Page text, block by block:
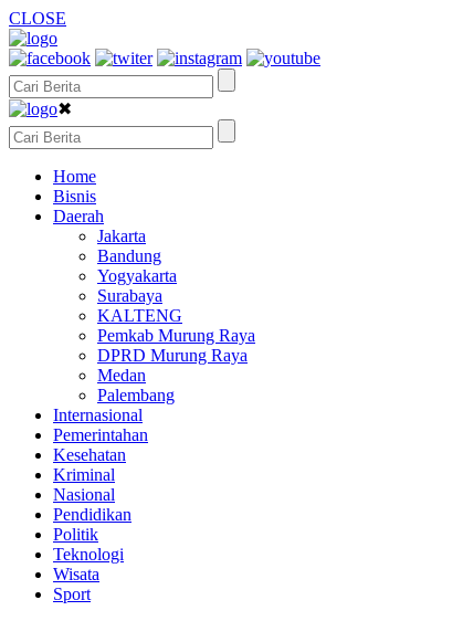
CLOSE
✖
Home
Bisnis
Daerah
Jakarta
Bandung
Yogyakarta
Surabaya
KALTENG
Pemkab Murung Raya
DPRD Murung Raya
Medan
Palembang
Internasional
Pemerintahan
Kesehatan
Kriminal
Nasional
Pendidikan
Politik
Teknologi
Wisata
Sport